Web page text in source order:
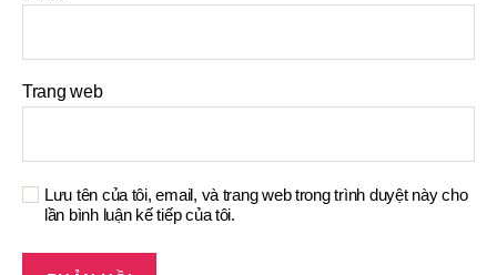
Trang web
Lưu tên của tôi, email, và trang web trong trình duyệt này cho
lần bình luận kế tiếp của tôi.